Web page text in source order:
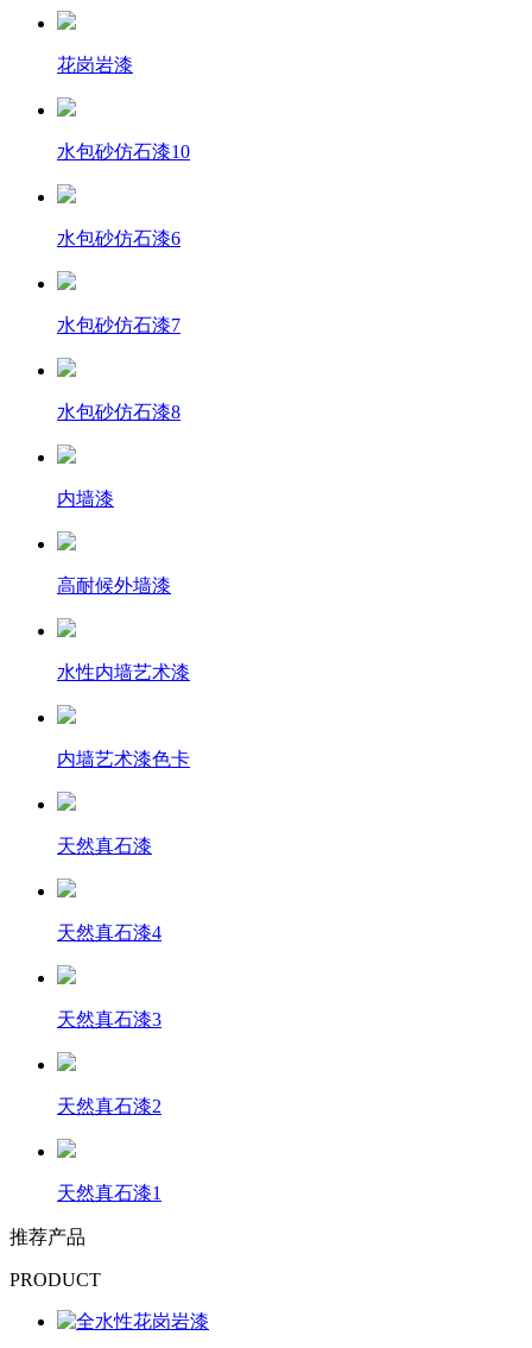
花岗岩漆
水包砂仿石漆10
水包砂仿石漆6
水包砂仿石漆7
水包砂仿石漆8
内墙漆
高耐候外墙漆
水性内墙艺术漆
内墙艺术漆色卡
天然真石漆
天然真石漆4
天然真石漆3
天然真石漆2
天然真石漆1
推荐产品
PRODUCT